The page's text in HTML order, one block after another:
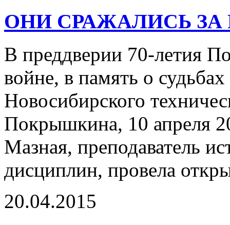
ОНИ СРАЖАЛИСЬ ЗА
В преддверии 70-летия
войне, в память о
Новосибирского
Покрышкина, 10 апреля
Мазная, преподаватель
дисциплин, провела
20.04.2015